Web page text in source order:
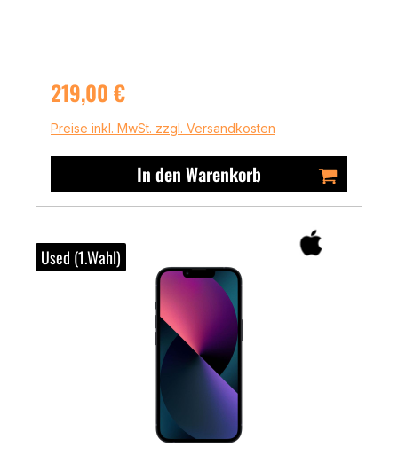
Regulärer Preis:
219,00 €
Preise inkl. MwSt. zzgl. Versandkosten
In den Warenkorb
Used (1.Wahl)